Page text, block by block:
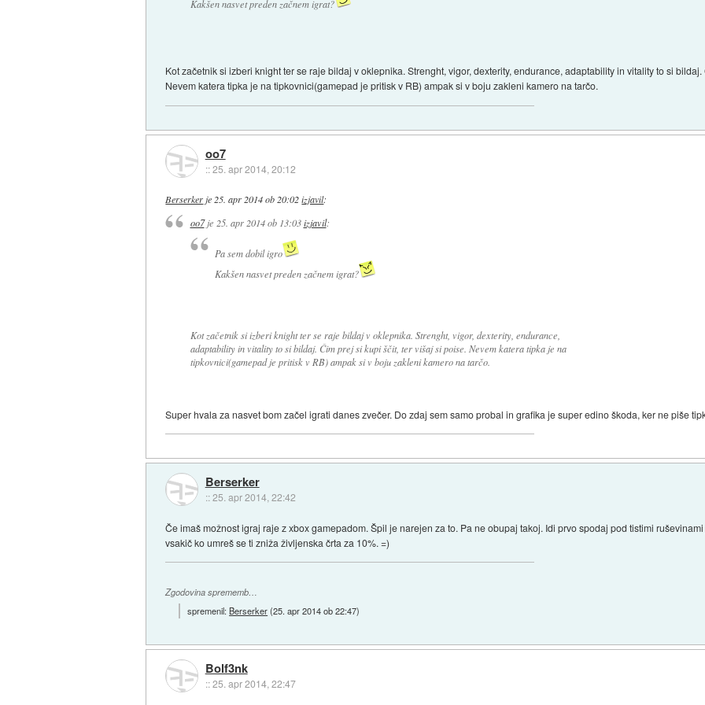
Kakšen nasvet preden začnem igrat?
Kot začetnik si izberi knight ter se raje bildaj v oklepnika. Strenght, vigor, dexterity, endurance, adaptability in vitality to si
Nevem katera tipka je na tipkovnici(gamepad je pritisk v RB) ampak si v boju zakleni kamero na tarčo.
oo7
::25. apr 2014, 20:12
Berserker je 25. apr 2014 ob 20:02 izjavil:
oo7je 25. apr 2014 ob 13:03 izjavil:
Pa sem dobil igro
Kakšen nasvet preden začnem igrat?
Kot začetnik si izberi knight ter se raje bildaj v oklepnika. Strenght, vigor, dexterity, endurance,
adaptability in vitality to si bildaj. Čim prej si kupi ščit, ter višaj si poise. Nevem katera tipka je na
tipkovnici(gamepad je pritisk v RB) ampak si v boju zakleni kamero na tarčo.
Super hvala za nasvet bom začel igrati danes zvečer. Do zdaj sem samo probal in grafika je super edino škoda, ker ne piše
Berserker
::25. apr 2014, 22:42
Če imaš možnost igraj raje z xbox gamepadom. Špil je narejen za to. Pa ne obupaj takoj. Idi prvo spodaj pod tistimi
vsakič ko umreš se ti zniža življenska črta za 10%. =)
Zgodovina sprememb…
spremenil:Berserker(25. apr 2014 ob 22:47)
Bolf3nk
::25. apr 2014, 22:47